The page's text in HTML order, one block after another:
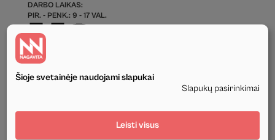
DARBO LAIKAS:
PIR. - PENK.: 9 - 17 VAL.
Šioje svetainėje naudojami slapukai
Slapukų pasirinkimai
Leisti visus